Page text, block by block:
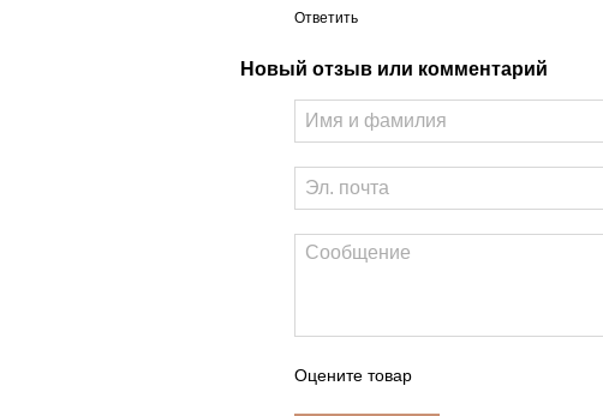
Ответить
Новый отзыв или комментарий
Оцените товар